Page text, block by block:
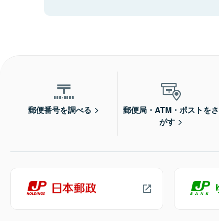
郵便番号を調べる
郵便局・ATM・ポストをさ
がす